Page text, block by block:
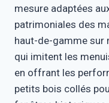
mesure adaptées
patrimoniales des
haut-de-gamme sur
qui imitent les
en offrant les
petits bois collés